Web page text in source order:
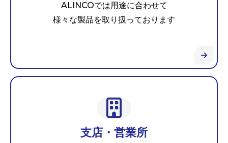
ALINCOでは用途に合わせて
様々な製品を取り扱っております
支店・営業所